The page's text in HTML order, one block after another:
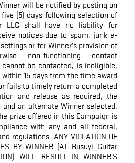
will be notified by posting on
(5) days following selection of
LLC shall have no liability for
notices due to spam, junk e-
or for Winner’s provision of
non-functioning contact
be contacted, is ineligible,
15 days from the time award
fails to timely return a completed
and release as required, the
an alternate Winner selected.
prize offered in this Campaign is
with any and all federal,
regulations. ANY VIOLATION OF
BY WINNER (AT Busuyi Guitar
WILL RESULT IN WINNER’S